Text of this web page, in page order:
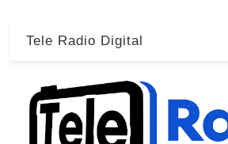
Tele Radio Digital